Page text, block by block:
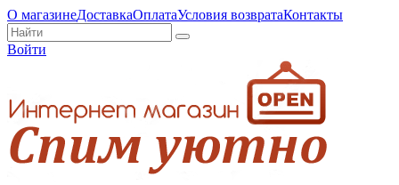
О магазинеДоставкаОплатаУсловия возвратаКонтакты
Войти